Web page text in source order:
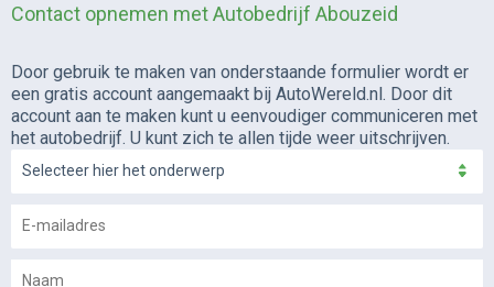
Contact opnemen met Autobedrijf Abouzeid
Door gebruik te maken van onderstaande formulier wordt er
een gratis account aangemaakt bij AutoWereld.nl. Door dit
account aan te maken kunt u eenvoudiger communiceren met
het autobedrijf. U kunt zich te allen tijde weer uitschrijven.
Selecteer hier het onderwerp